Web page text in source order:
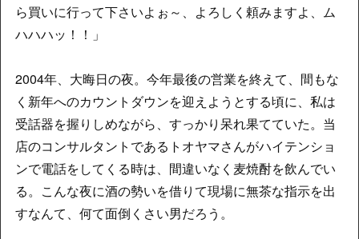
ら買いに行って下さいよぉ～、よろしく頼みますよ、ム
ハハハッ！！」
2004年、大晦日の夜。今年最後の営業を終えて、間もな
く新年へのカウントダウンを迎えようとする頃に、私は
受話器を握りしめながら、すっかり呆れ果てていた。当
店のコンサルタントであるトオヤマさんがハイテンショ
ンで電話をしてくる時は、間違いなく麦焼酎を飲んでい
る。こんな夜に酒の勢いを借りて現場に無茶な指示を出
すなんて、何て面倒くさい男だろう。